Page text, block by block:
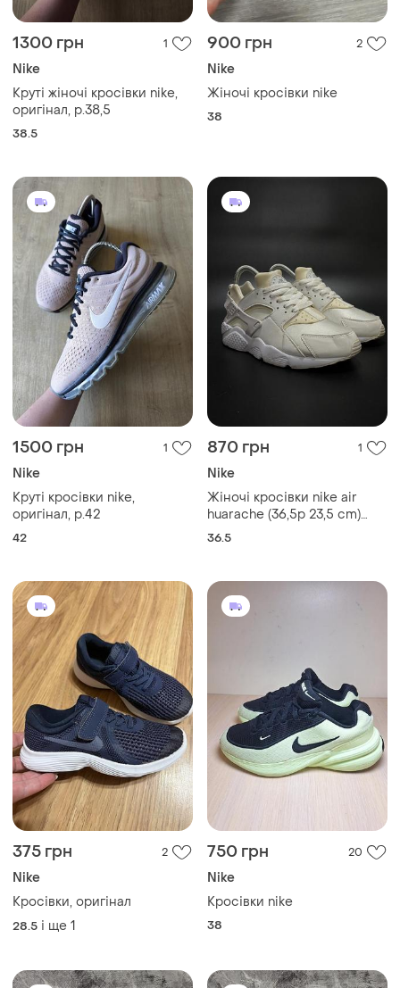
1300 грн 1
Nike
Круті жіночі кросівки nike,
оригінал, р.38,5
38.5
900 грн 2
Nike
Жіночі кросівки nike
38
1500 грн 1
Nike
Круті кросівки nike,
оригінал, р.42
42
870 грн 1
Nike
Жіночі кросівки nike air
huarache (36,5p 23,5 cm)
женские кроссовки
36.5
375 грн 2
Nike
Кросівки, оригінал
28.5 і ще 1
750 грн 20
Nike
Кросівки nike
38